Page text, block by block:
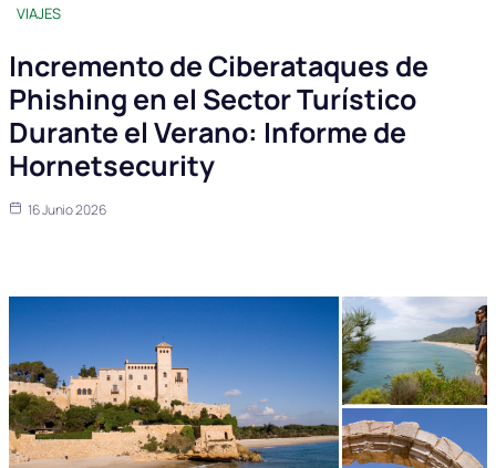
VIAJES
Incremento de Ciberataques de
Phishing en el Sector Turístico
Durante el Verano: Informe de
Hornetsecurity
16 Junio 2026